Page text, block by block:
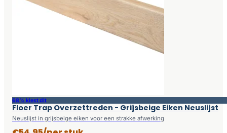
68% kiest dit
Floer Trap Overzettreden - Grijsbeige Eiken Neuslijst
Neuslijst in grijsbeige eiken voor een strakke afwerking